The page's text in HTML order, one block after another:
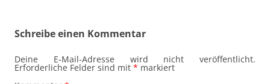
Schreibe einen Kommentar
Deine E-Mail-Adresse wird nicht veröffentlicht.
Erforderliche Felder sind mit * markiert